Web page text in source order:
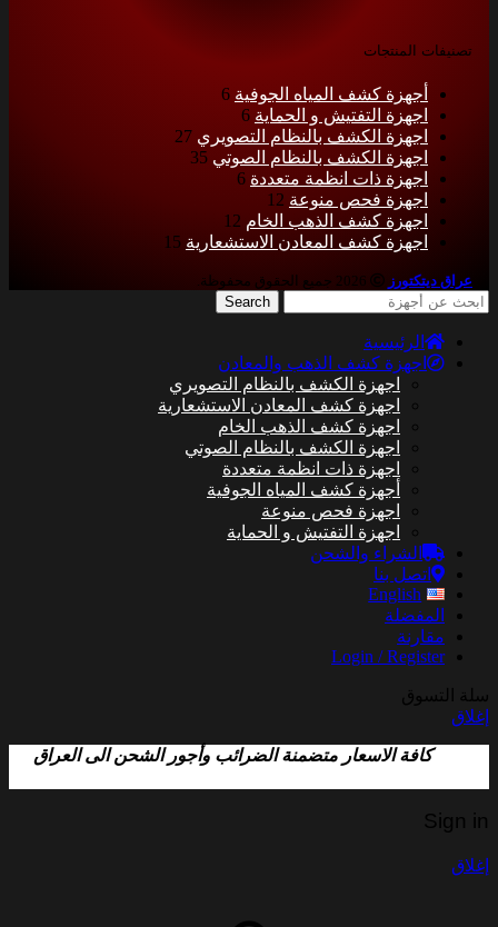
تصنيفات المنتجات
أجهزة كشف المياه الجوفية 6
اجهزة التفتيش و الحماية 6
اجهزة الكشف بالنظام التصويري 27
اجهزة الكشف بالنظام الصوتي 35
اجهزة ذات انظمة متعددة 6
اجهزة فحص منوعة 12
اجهزة كشف الذهب الخام 12
اجهزة كشف المعادن الاستشعارية 15
عراق ديتكتورز
Search
الرئيسية
اجهزة كشف الذهب والمعادن
اجهزة الكشف بالنظام التصويري
اجهزة كشف المعادن الاستشعارية
اجهزة كشف الذهب الخام
اجهزة الكشف بالنظام الصوتي
اجهزة ذات انظمة متعددة
أجهزة كشف المياه الجوفية
اجهزة فحص منوعة
اجهزة التفتيش و الحماية
الشراء والشحن
اتصل بنا
English
المفضلة
مقارنة
Login / Register
سلة التسوق
إغلاق
كافة الاسعار متضمنة الضرائب وأجور الشحن الى العراق
Sign in
إغلاق